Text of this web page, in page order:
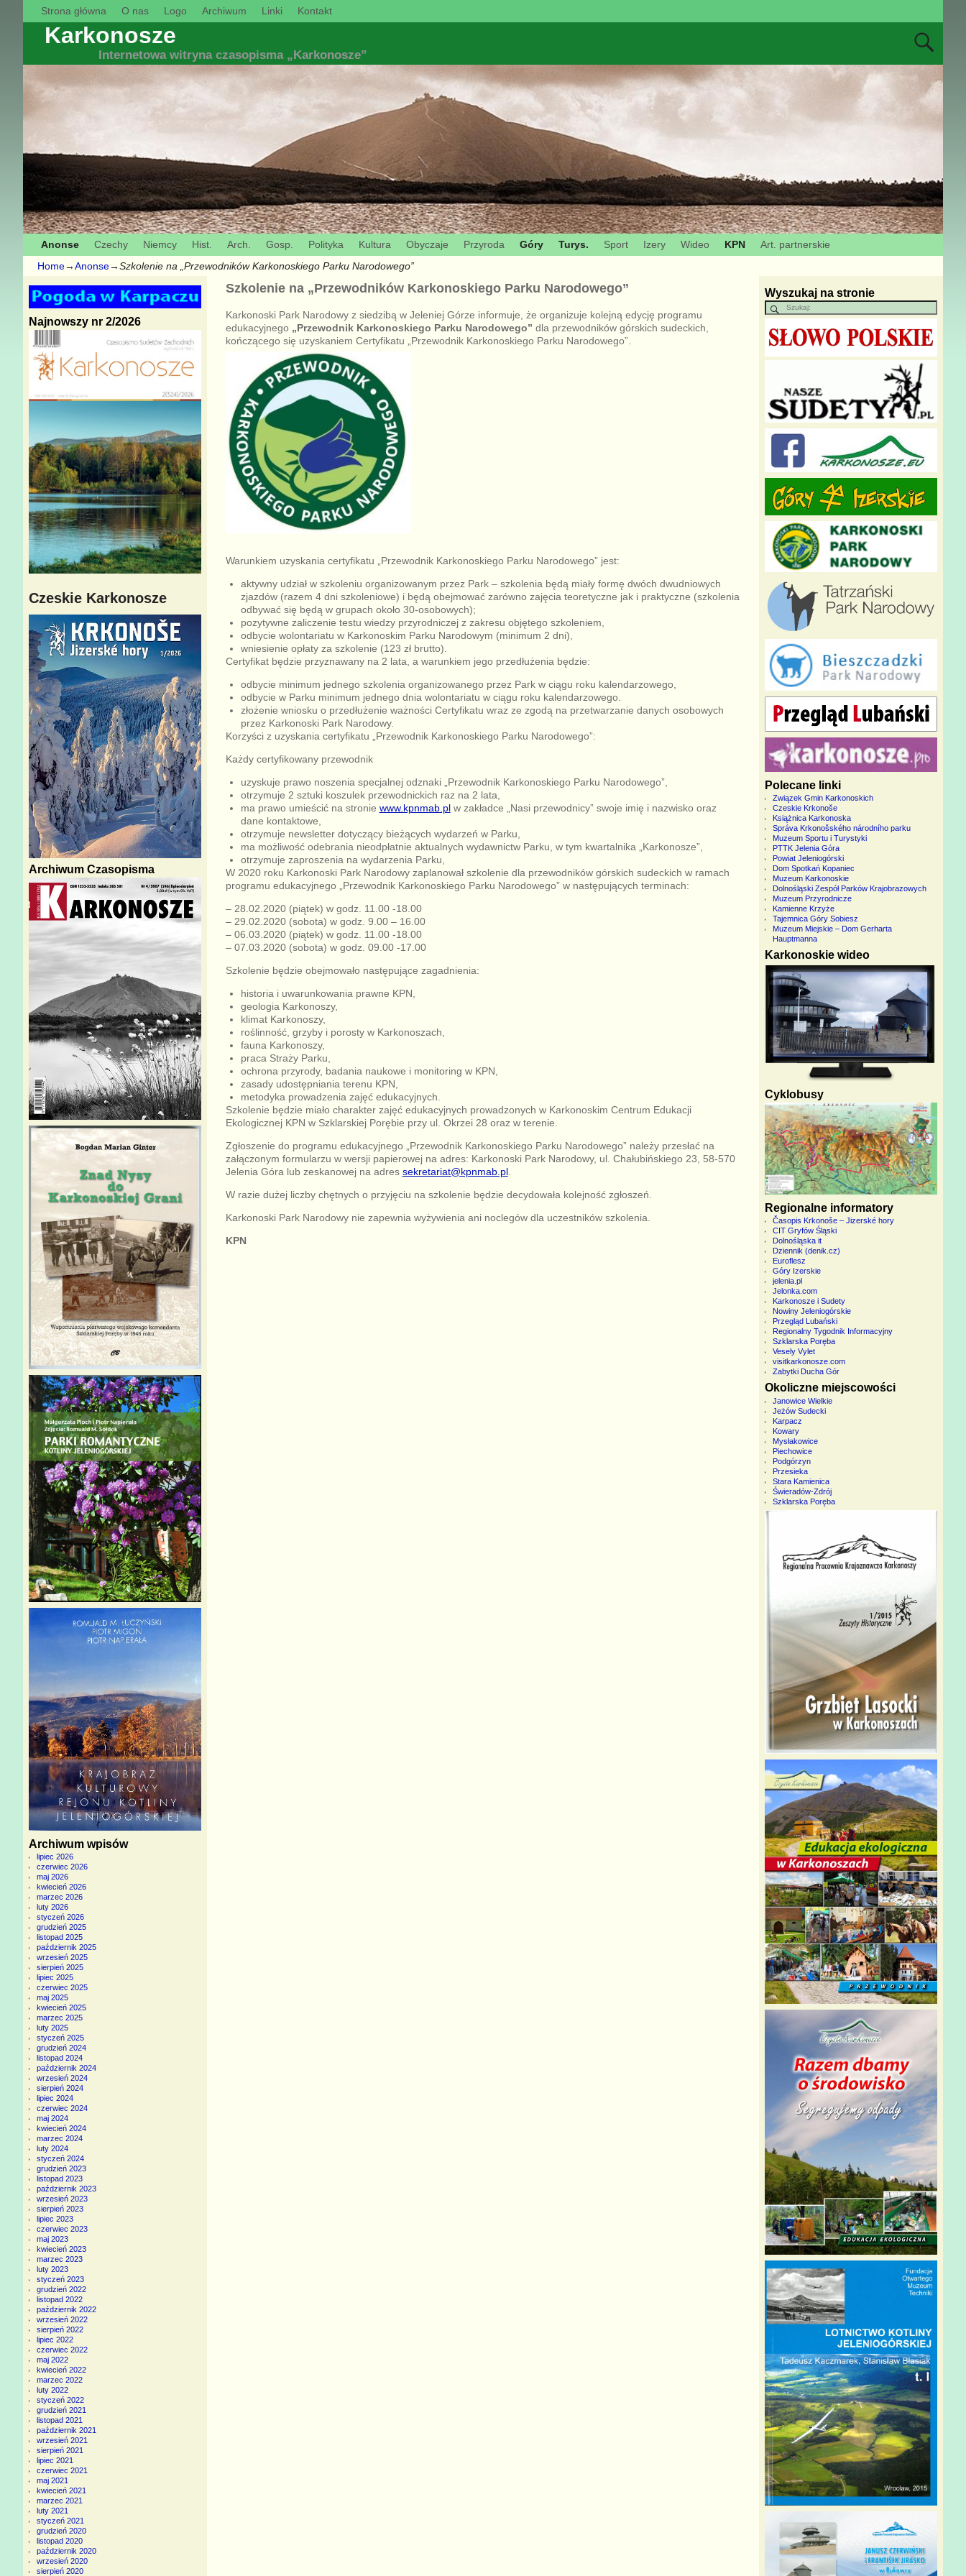
Strona główna O nas Logo Archiwum Linki Kontakt
Karkonosze
Internetowa witryna czasopisma „Karkonosze”
Anonse Czechy Niemcy Hist. Arch. Gosp. Polityka Kultura Obyczaje Przyroda Góry Turys. Sport Izery Wideo KPN
Art. partnerskie
Home→Anonse→Szkolenie na „Przewodników Karkonoskiego Parku Narodowego”
Szkolenie na „Przewodników Karkonoskiego Parku Narodowego”
Karkonoski Park Narodowy z siedzibą w Jeleniej Górze informuje, że organizuje kolejną edycję programu
edukacyjnego „Przewodnik Karkonoskiego Parku Narodowego” dla przewodników górskich sudeckich,
kończącego się uzyskaniem Certyfikatu „Przewodnik Karkonoskiego Parku Narodowego”.
Warunkiem uzyskania certyfikatu „Przewodnik Karkonoskiego Parku Narodowego” jest:
aktywny udział w szkoleniu organizowanym przez Park – szkolenia będą miały formę dwóch dwudniowych
zjazdów (razem 4 dni szkoleniowe) i będą obejmować zarówno zajęcia teoretyczne jak i praktyczne (szkolenia
odbywać się będą w grupach około 30-osobowych);
pozytywne zaliczenie testu wiedzy przyrodniczej z zakresu objętego szkoleniem,
odbycie wolontariatu w Karkonoskim Parku Narodowym (minimum 2 dni),
wniesienie opłaty za szkolenie (123 zł brutto).
Certyfikat będzie przyznawany na 2 lata, a warunkiem jego przedłużenia będzie:
odbycie minimum jednego szkolenia organizowanego przez Park w ciągu roku kalendarzowego,
odbycie w Parku minimum jednego dnia wolontariatu w ciągu roku kalendarzowego.
złożenie wniosku o przedłużenie ważności Certyfikatu wraz ze zgodą na przetwarzanie danych osobowych
przez Karkonoski Park Narodowy.
Korzyści z uzyskania certyfikatu „Przewodnik Karkonoskiego Parku Narodowego”:
Każdy certyfikowany przewodnik
uzyskuje prawo noszenia specjalnej odznaki „Przewodnik Karkonoskiego Parku Narodowego”,
otrzymuje 2 sztuki koszulek przewodnickich raz na 2 lata,
ma prawo umieścić na stronie www.kpnmab.plw zakładce „Nasi przewodnicy” swoje imię i nazwisko oraz
dane kontaktowe,
otrzymuje newsletter dotyczący bieżących wydarzeń w Parku,
ma możliwość odebrania nieodpłatnie aktualnych wydawnictw Parku, w tym kwartalnika „Karkonosze”,
otrzymuje zaproszenia na wydarzenia Parku,
W 2020 roku Karkonoski Park Narodowy zaplanował szkolenie dla przewodników górskich sudeckich w ramach
programu edukacyjnego „Przewodnik Karkonoskiego Parku Narodowego” w następujących terminach:
– 28.02.2020 (piątek) w godz. 11.00 -18.00
– 29.02.2020 (sobota) w godz. 9.00 – 16.00
– 06.03.2020 (piątek) w godz. 11.00 -18.00
– 07.03.2020 (sobota) w godz. 09.00 -17.00
Szkolenie będzie obejmowało następujące zagadnienia:
historia i uwarunkowania prawne KPN,
geologia Karkonoszy,
klimat Karkonoszy,
roślinność, grzyby i porosty w Karkonoszach,
fauna Karkonoszy,
praca Straży Parku,
ochrona przyrody, badania naukowe i monitoring w KPN,
zasady udostępniania terenu KPN,
metodyka prowadzenia zajęć edukacyjnych.
Szkolenie będzie miało charakter zajęć edukacyjnych prowadzonych w Karkonoskim Centrum Edukacji
Ekologicznej KPN w Szklarskiej Porębie przy ul. Okrzei 28 oraz w terenie.
Zgłoszenie do programu edukacyjnego „Przewodnik Karkonoskiego Parku Narodowego” należy przesłać na
załączonym formularzu w wersji papierowej na adres: Karkonoski Park Narodowy, ul. Chałubińskiego 23, 58-570
Jelenia Góra lub zeskanowej na adres sekretariat@kpnmab.pl.
W razie dużej liczby chętnych o przyjęciu na szkolenie będzie decydowała kolejność zgłoszeń.
Karkonoski Park Narodowy nie zapewnia wyżywienia ani noclegów dla uczestników szkolenia.
KPN
Najnowszy nr 2/2026
Czeskie Karkonosze
Archiwum Czasopisma
Archiwum wpisów
lipiec 2026
czerwiec 2026
maj 2026
kwiecień 2026
marzec 2026
luty 2026
styczeń 2026
grudzień 2025
listopad 2025
październik 2025
wrzesień 2025
sierpień 2025
lipiec 2025
czerwiec 2025
maj 2025
kwiecień 2025
marzec 2025
luty 2025
styczeń 2025
grudzień 2024
listopad 2024
październik 2024
wrzesień 2024
sierpień 2024
lipiec 2024
czerwiec 2024
maj 2024
kwiecień 2024
marzec 2024
luty 2024
styczeń 2024
grudzień 2023
listopad 2023
październik 2023
wrzesień 2023
sierpień 2023
lipiec 2023
czerwiec 2023
maj 2023
kwiecień 2023
marzec 2023
luty 2023
styczeń 2023
grudzień 2022
listopad 2022
październik 2022
wrzesień 2022
sierpień 2022
lipiec 2022
czerwiec 2022
maj 2022
kwiecień 2022
marzec 2022
luty 2022
styczeń 2022
grudzień 2021
listopad 2021
październik 2021
wrzesień 2021
sierpień 2021
lipiec 2021
czerwiec 2021
maj 2021
kwiecień 2021
marzec 2021
luty 2021
styczeń 2021
grudzień 2020
listopad 2020
październik 2020
wrzesień 2020
sierpień 2020
Wyszukaj na stronie
Polecane linki
Związek Gmin Karkonoskich
Czeskie Krkonoše
Książnica Karkonoska
Správa Krkonošského národního parku
Muzeum Sportu i Turystyki
PTTK Jelenia Góra
Powiat Jeleniogórski
Dom Spotkań Kopaniec
Muzeum Karkonoskie
Dolnośląski Zespół Parków Krajobrazowych
Muzeum Przyrodnicze
Kamienne Krzyże
Tajemnica Góry Sobiesz
Muzeum Miejskie – Dom Gerharta
Hauptmanna
Karkonoskie wideo
Cyklobusy
Regionalne informatory
Časopis Krkonoše – Jizerské hory
CIT Gryfów Śląski
Dolnośląska it
Dziennik (denik.cz)
Euroflesz
Góry Izerskie
jelenia.pl
Jelonka.com
Karkonosze i Sudety
Nowiny Jeleniogórskie
Przegląd Lubański
Regionalny Tygodnik Informacyjny
Szklarska Poręba
Vesely Vylet
visitkarkonosze.com
Zabytki Ducha Gór
Okoliczne miejscowości
Janowice Wielkie
Jeżów Sudecki
Karpacz
Kowary
Mysłakowice
Piechowice
Podgórzyn
Przesieka
Stara Kamienica
Świeradów-Zdrój
Szklarska Poręba